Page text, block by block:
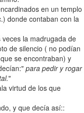
en un templo
donde contaban con la
la madrugada de
de silencio ( no podían
se encontraban) y
para pedir y rogar
"
virtud de los que
y que decía así::